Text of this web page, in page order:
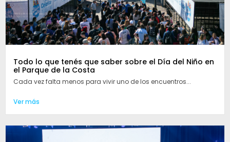
Todo lo que tenés que saber sobre el Día del Niño en
el Parque de la Costa
Cada vez falta menos para vivir uno de los encuentros...
Ver más